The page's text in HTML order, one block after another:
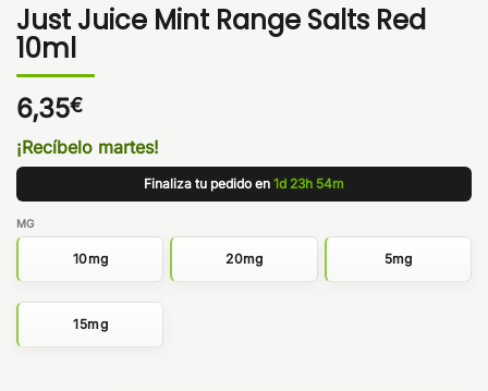
Just Juice Mint Range Salts Red
10ml
6,35€
¡Recíbelo martes!
Finaliza tu pedido en 1d 23h 54m
MG
10mg 20mg 5mg
15mg